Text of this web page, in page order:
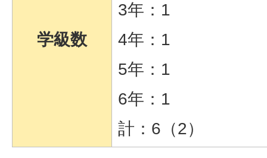
学級数
3年：1
4年：1
5年：1
6年：1
計：6（2）